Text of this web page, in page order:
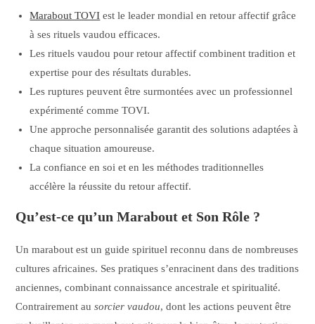
Marabout TOVI est le leader mondial en retour affectif grâce
à ses rituels vaudou efficaces.
Les rituels vaudou pour retour affectif combinent tradition et
expertise pour des résultats durables.
Les ruptures peuvent être surmontées avec un professionnel
expérimenté comme TOVI.
Une approche personnalisée garantit des solutions adaptées à
chaque situation amoureuse.
La confiance en soi et en les méthodes traditionnelles
accélère la réussite du retour affectif.
Qu’est-ce qu’un Marabout et Son Rôle ?
Un marabout est un guide spirituel reconnu dans de nombreuses
cultures africaines. Ses pratiques s’enracinent dans des traditions
anciennes, combinant connaissance ancestrale et spiritualité.
Contrairement ausorcier vaudou, dont les actions peuvent être